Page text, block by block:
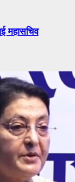
महासचिव